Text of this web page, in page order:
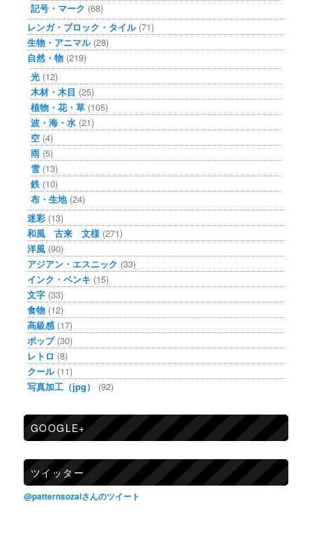
記号・マーク (68)
レンガ・ブロック・タイル(71)
生物・アニマル(28)
自然・物 (219)
光 (12)
木材・木目 (25)
植物・花・草 (105)
波・海・水 (21)
空 (4)
雨 (5)
雪 (13)
鉄 (10)
布・生地(24)
迷彩 (13)
和風 古来 文様 (271)
洋風 (90)
アジアン・エスニック (33)
インク・ペンキ (15)
文字 (33)
食物 (12)
高級感 (17)
ポップ(30)
レトロ (8)
クール(11)
写真加工（jpg）
(92)
GOOGLE+
ツイッター
@patternsozaiさんのツイート